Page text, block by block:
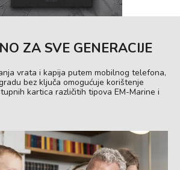
ZA SVE GENERACIJE
vrata i kapija putem mobilnog telefona,
bez ključa omogućuje korištenje
kartica različitih tipova EM-Marine i